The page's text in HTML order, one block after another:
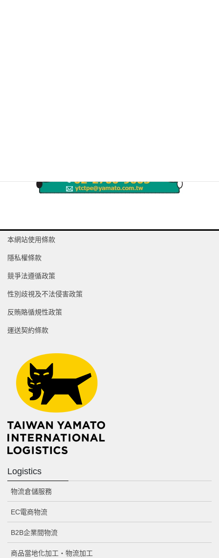
本網站使用條款
隱私權條款
競爭法遵循政策
性別歧視及不法侵害政策
反賄賂循規性政策
運送契約條款
Logistics
物流倉儲服務
EC電商物流
B2B企業間物流
商品當地化加工・物流加工